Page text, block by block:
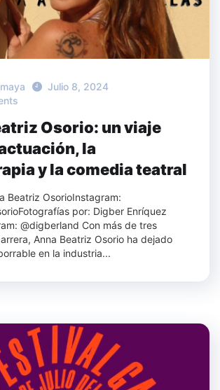
Julio 8, 2024
Osorio: un viaje
la
y la comedia teatral
Beatriz OsorioInstagram:
por: Digber Enríquez
@digberland Con más de tres
Anna Beatriz Osorio ha dejado
en la industria...